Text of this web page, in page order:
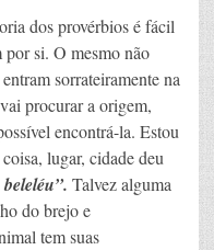
dos provérbios é fácil
por si. O mesmo não
sorrateiramente na
procurar a origem,
encontrá-la. Estou
lugar, cidade deu
Talvez alguma
do brejo e
tem suas